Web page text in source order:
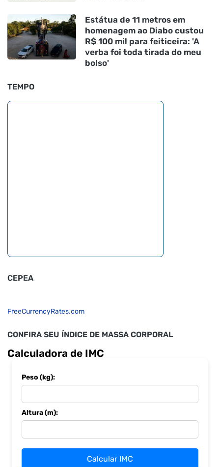
Estátua de 11 metros em
homenagem ao Diabo custou
R$ 100 mil para feiticeira: 'A
verba foi toda tirada do meu
bolso'
TEMPO
CEPEA
FreeCurrencyRates.com
CONFIRA SEU ÍNDICE DE MASSA CORPORAL
Calculadora de IMC
Peso (kg):
Altura (m):
Calcular IMC